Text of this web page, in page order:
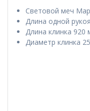
Световой меч
Длина одной
Длина клинка 920
Диаметр клинка